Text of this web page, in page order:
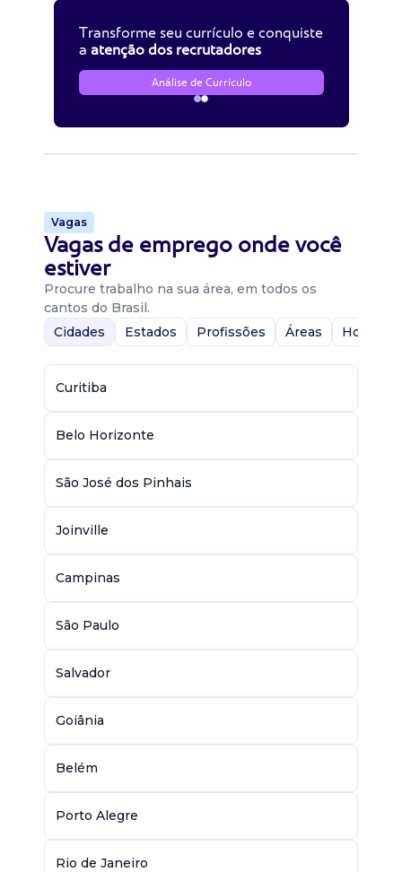
Transforme seu currículo e conquiste
a atenção dos recrutadores
Análise de Currículo
Vagas
Vagas de emprego onde você
estiver
Procure trabalho na sua área, em todos os
cantos do Brasil.
Cidades
Estados Profissões Áreas Home-
Curitiba
Belo Horizonte
São José dos Pinhais
Joinville
Campinas
São Paulo
Salvador
Goiânia
Belém
Porto Alegre
Rio de Janeiro